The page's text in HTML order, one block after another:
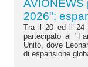
AVIONEWS
2026":
Tra il 20 ed il 24
partecipato al
Unito, dove
di espansione